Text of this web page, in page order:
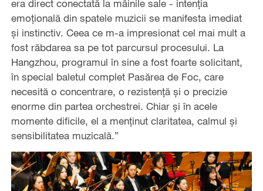
era direct conectată la mâinile sale - intenția
emoțională din spatele muzicii se manifesta imediat
și instinctiv. Ceea ce m-a impresionat cel mai mult a
fost răbdarea sa pe tot parcursul procesului. La
Hangzhou, programul în sine a fost foarte solicitant,
în special baletul complet Pasărea de Foc, care
necesită o concentrare, o rezistență și o precizie
enorme din partea orchestrei. Chiar și în acele
momente dificile, el a menținut claritatea, calmul și
sensibilitatea muzicală.”